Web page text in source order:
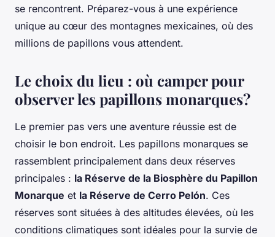
se rencontrent. Préparez-vous à une expérience
unique au cœur des montagnes mexicaines, où des
millions de papillons vous attendent.
Le choix du lieu : où camper pour
observer les papillons monarques?
Le premier pas vers une aventure réussie est de
choisir le bon endroit. Les papillons monarques se
rassemblent principalement dans deux réserves
principales : la Réserve de la Biosphère du Papillon
Monarque et la Réserve de Cerro Pelón. Ces
réserves sont situées à des altitudes élevées, où les
conditions climatiques sont idéales pour la survie de